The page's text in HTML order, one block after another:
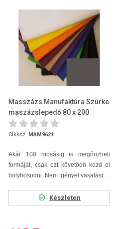
Masszázs Manufaktúra Szürke
maszázslepedő 80 x 200
Cikksz. MAM9621
Akár 100 mosásig is megőrizheti
formáját, csak ezt követően kezd el
bolyhosodni. Nem igényel vasalást...
Készleten